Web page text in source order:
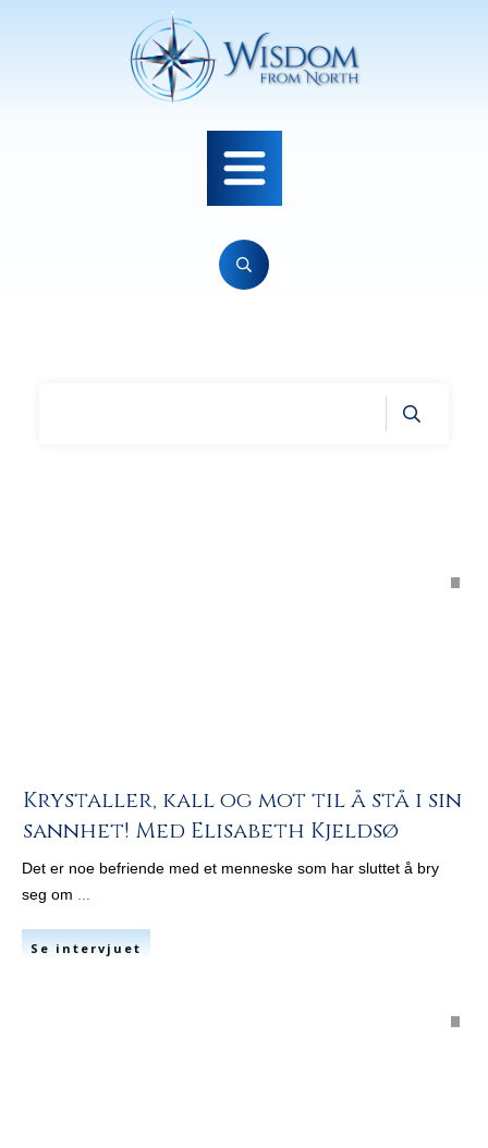
Krystaller, kall og mot til å stå i sin
sannhet! Med Elisabeth Kjeldsø
Det er noe befriende med et menneske som har sluttet å bry
seg om
Se intervjuet